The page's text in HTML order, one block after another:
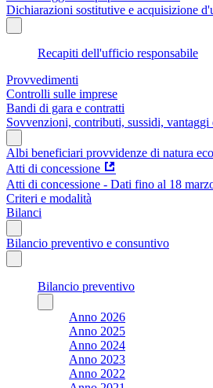
Dichiarazioni sostitutive e acquisizione
Recapiti dell'ufficio responsabile
Provvedimenti
Controlli sulle imprese
Bandi di gara e contratti
Sovvenzioni, contributi, sussidi, vantaggi
Albi beneficiari provvidenze di natura
Atti di concessione
Atti di concessione - Dati fino al 18
Criteri e modalità
Bilanci
Bilancio preventivo e consuntivo
Bilancio preventivo
Anno 2026
Anno 2025
Anno 2024
Anno 2023
Anno 2022